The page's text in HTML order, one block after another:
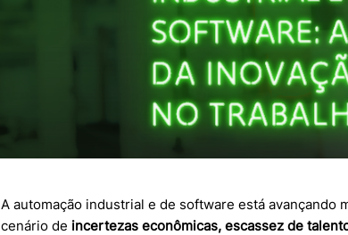
A automação industrial e de software está avançando
cenário de incertezas econômicas, escassez de